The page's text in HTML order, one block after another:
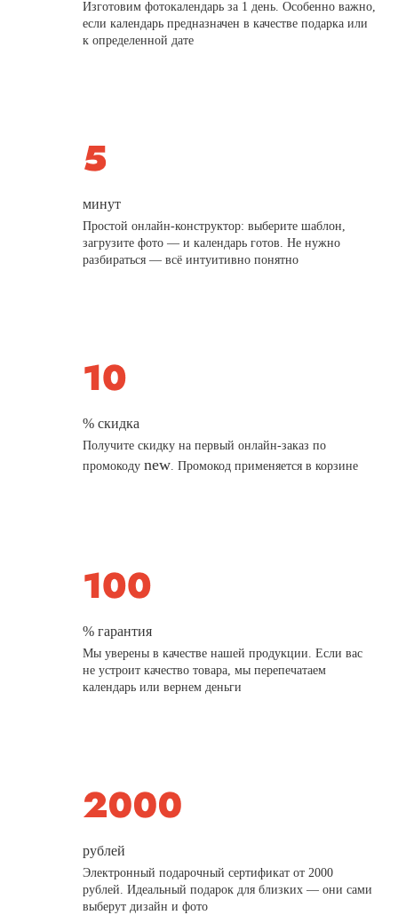
Изготовим фотокалендарь за 1 день. Особенно важно,
если календарь предназначен в качестве подарка или
к определенной дате
минут
Простой онлайн-конструктор: выберите шаблон,
загрузите фото — и календарь готов. Не нужно
разбираться — всё интуитивно понятно
% скидка
Получите скидку на первый онлайн-заказ по
промокодуnew. Промокод применяется в корзине
% гарантия
Мы уверены в качестве нашей продукции. Если вас
не устроит качество товара, мы перепечатаем
календарь или вернем деньги
рублей
Электронный подарочный сертификат от 2000
рублей. Идеальный подарок для близких — они сами
выберут дизайн и фото